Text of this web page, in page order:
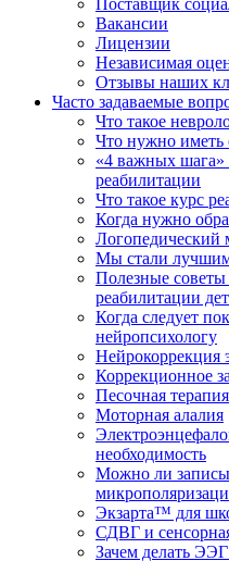
Поставщик
Вакансии
Лицензии
Независимая
Отзывы наших
Часто задаваемые
Что такое
Что нужно иметь
«4 важных шага»
реабилитации
Что такое курс
Когда нужно
Логопедический
Мы стали
Полезные
реабилитации
Когда следует
нейропсихологу
Нейрокоррекция
Коррекционное
Песочная
Моторная алалия
необходимость
Можно ли
Экзарта™ для
СДВГ и
Зачем делать